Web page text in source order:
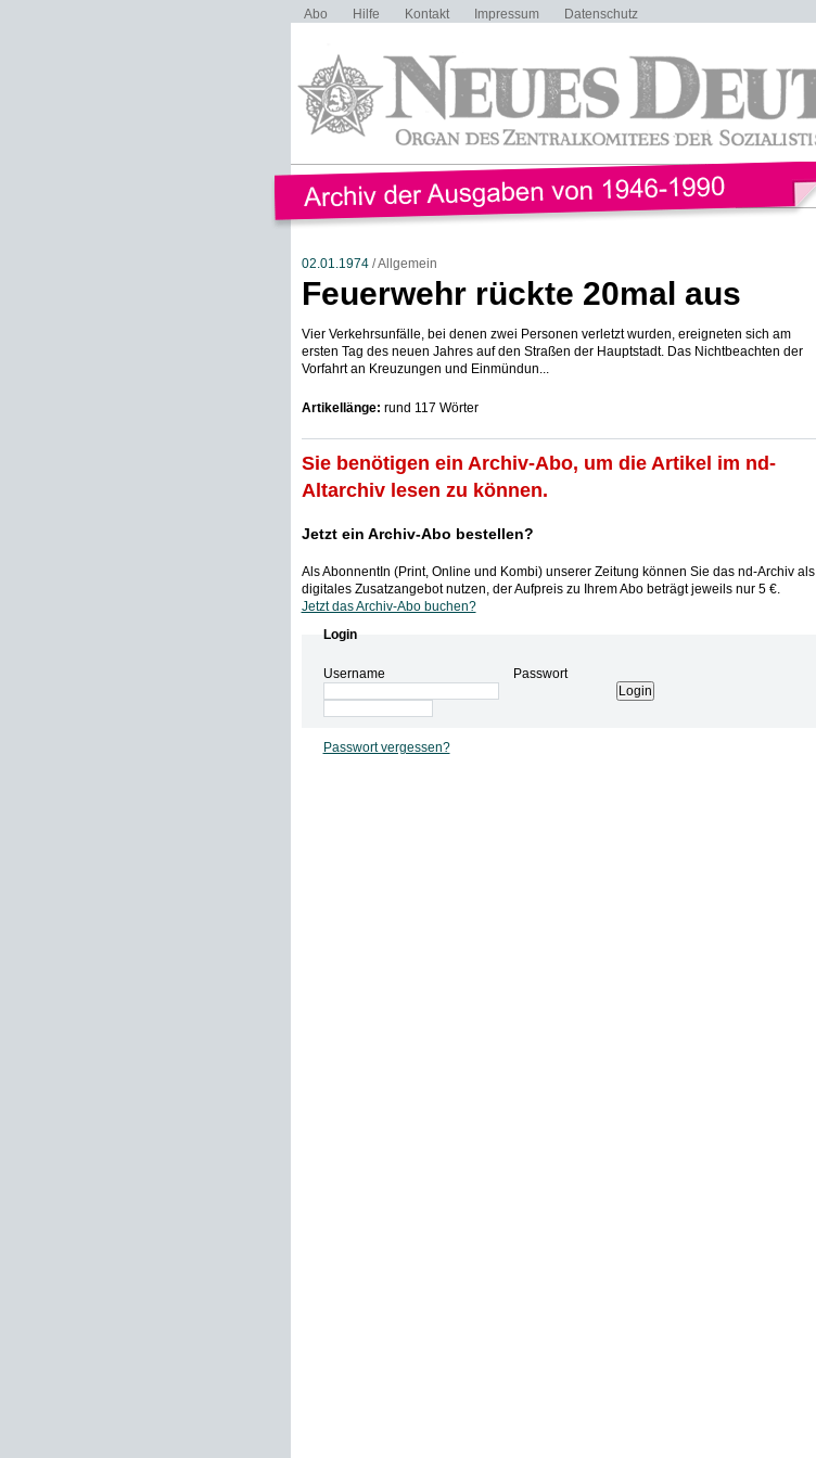
Abo Hilfe Kontakt Impressum Datenschutz
02.01.1974/ Allgemein
Feuerwehr rückte 20mal aus
Vier Verkehrsunfälle, bei denen zwei Personen verletzt wurden, ereigneten sich am
ersten Tag des neuen Jahres auf den Straßen der Hauptstadt. Das Nichtbeachten der
Vorfahrt an Kreuzungen und Einmündun...
Artikellänge: rund 117 Wörter
Sie benötigen ein Archiv-Abo, um die Artikel im nd-
Altarchiv lesen zu können.
Jetzt ein Archiv-Abo bestellen?
Als AbonnentIn (Print, Online und Kombi) unserer Zeitung können Sie das nd-Archiv als
digitales Zusatzangebot nutzen, der Aufpreis zu Ihrem Abo beträgt jeweils nur 5 €.
Jetzt das Archiv-Abo buchen?
Login
Username Passwort
Passwort vergessen?